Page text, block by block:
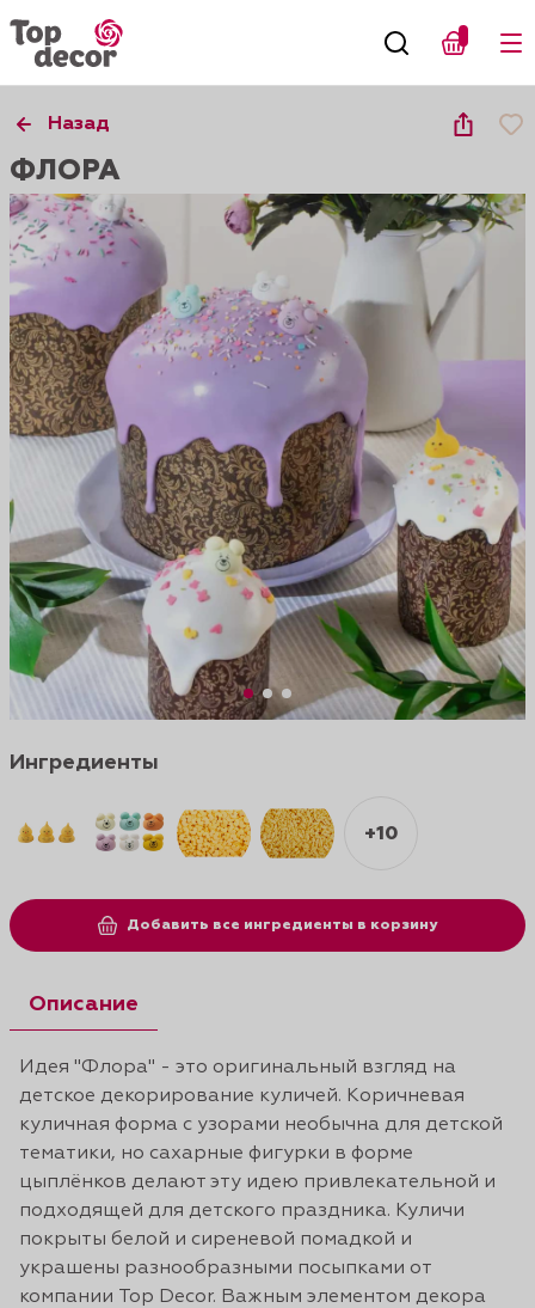
Назад
ФЛОРА
Ингредиенты
+10
Добавить все ингредиенты в корзину
Описание
Идея "Флора" - это оригинальный взгляд на
детское декорирование куличей. Коричневая
куличная форма с узорами необычна для детской
тематики, но сахарные фигурки в форме
цыплёнков делают эту идею привлекательной и
подходящей для детского праздника. Куличи
покрыты белой и сиреневой помадкой и
украшены разнообразными посыпками от
компании Top Decor. Важным элементом декора